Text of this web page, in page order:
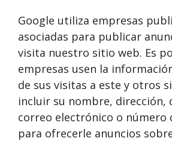
Google utiliza empresas
asociadas para publicar
visita nuestro sitio web. Es
empresas usen la
de sus visitas a este y otros
incluir su nombre, dirección,
correo electrónico o número
para ofrecerle anuncios